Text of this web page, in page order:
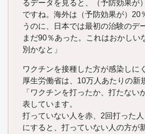
るデータを見ると、（予防効果が
ですね。海外は（予防効果が）20
うのに、日本では最初の治験のデ
まだ90％あった。これはおかしい
別かなと」
ワクチンを接種した方が感染しに
厚生労働省は、10万人あたりの新
「ワクチンを打ったか、打たない
表しています。
打っていない人を赤、2回打った
にすると、打っていない人の方が